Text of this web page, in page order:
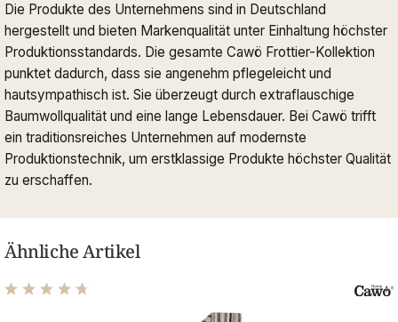
Die Produkte des Unternehmens sind in Deutschland
hergestellt und bieten Markenqualität unter Einhaltung höchster
Produktionsstandards. Die gesamte Cawö Frottier-Kollektion
punktet dadurch, dass sie angenehm pflegeleicht und
hautsympathisch ist. Sie überzeugt durch extraflauschige
Baumwollqualität und eine lange Lebensdauer. Bei Cawö trifft
ein traditionsreiches Unternehmen auf modernste
Produktionstechnik, um erstklassige Produkte höchster Qualität
zu erschaffen.
Ähnliche Artikel
Durchschnittliche Bewertung von 4.71 von 5 Sternen